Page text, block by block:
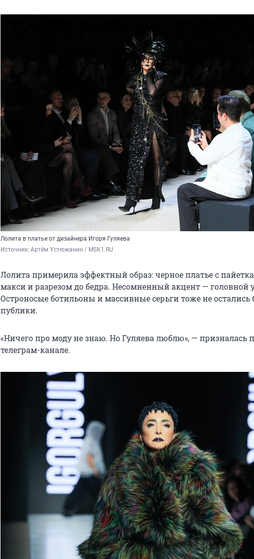
Лолита в платье от дизайнера Игоря Гуляева
Источник: Артём Устюжанин / MSK1.RU
Лолита примерила эффектный образ: черное платье с
макси и разрезом до бедра. Несомненный акцент — головной
Остроносые ботильоны и массивные серьги тоже не
публики.
«Ничего про моду не знаю. Но Гуляева люблю», — призналась
телеграм-канале.